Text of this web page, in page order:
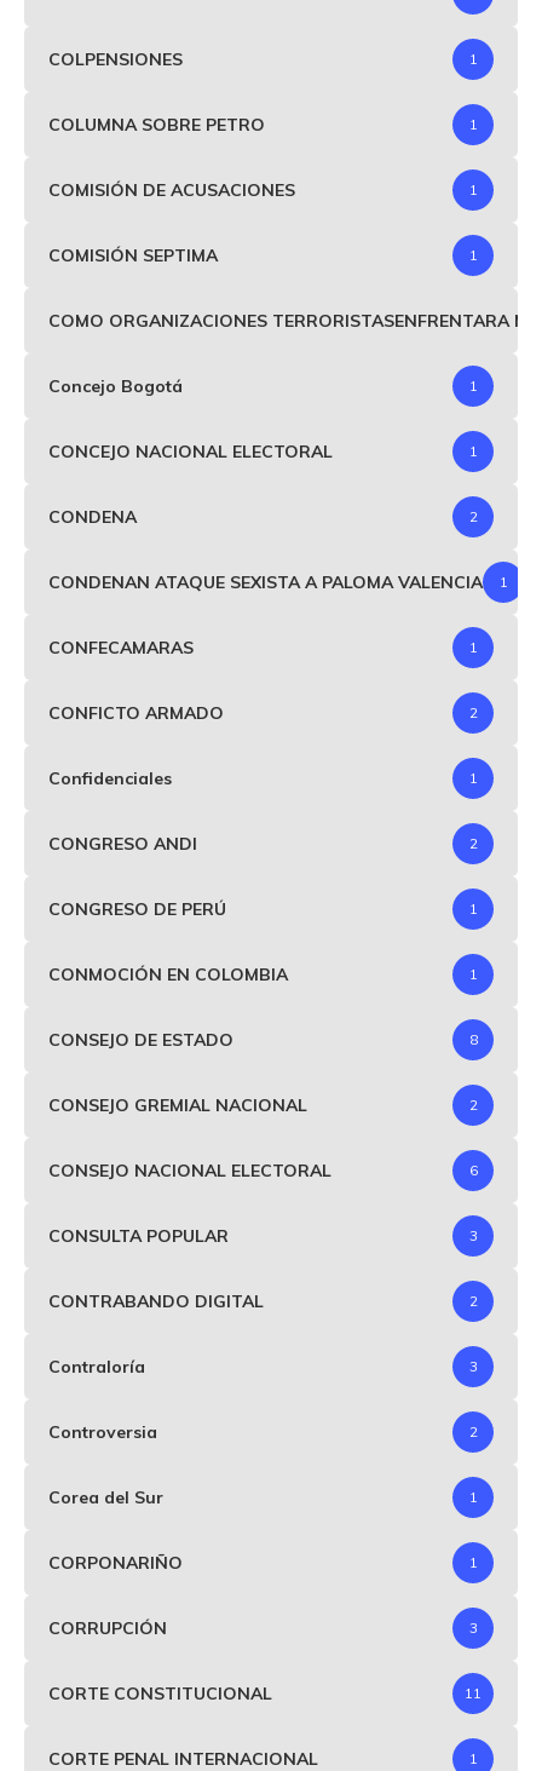
COLPENSIONES 1
COLUMNA SOBRE PETRO 1
COMISIÓN DE ACUSACIONES 1
COMISIÓN SEPTIMA 1
COMO ORGANIZACIONES TERRORISTASENFRENTARA
Concejo Bogotá 1
CONCEJO NACIONAL ELECTORAL 1
CONDENA 2
CONDENAN ATAQUE SEXISTA A PALOMA VALENCIA 1
CONFECAMARAS 1
CONFICTO ARMADO 2
Confidenciales 1
CONGRESO ANDI 2
CONGRESO DE PERÚ 1
CONMOCIÓN EN COLOMBIA 1
CONSEJO DE ESTADO 8
CONSEJO GREMIAL NACIONAL 2
CONSEJO NACIONAL ELECTORAL 6
CONSULTA POPULAR 3
CONTRABANDO DIGITAL 2
Contraloría 3
Controversia 2
Corea del Sur 1
CORPONARIÑO 1
CORRUPCIÓN 3
CORTE CONSTITUCIONAL 11
CORTE PENAL INTERNACIONAL 1